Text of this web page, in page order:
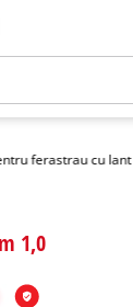
ferastrau cu lant
1,0